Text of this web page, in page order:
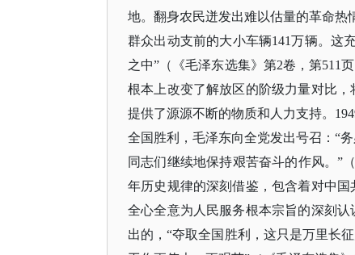
地。翻身农民迸发出难以估量的革命热
群众出动支前的大小车辆141万辆。这
之中”（《毛泽东选集》第2卷，第511
根本上改变了解放区的阶级力量对比
提供了源源不断的物质和人力支持。
全国胜利，毛泽东向全党发出号召：“
同志们继续地保持艰苦奋斗的作风。”
年历史规律的深刻借鉴，包含着对中
全心全意为人民服务根本宗旨的深刻
出的，“夺取全国胜利，这只是万里长